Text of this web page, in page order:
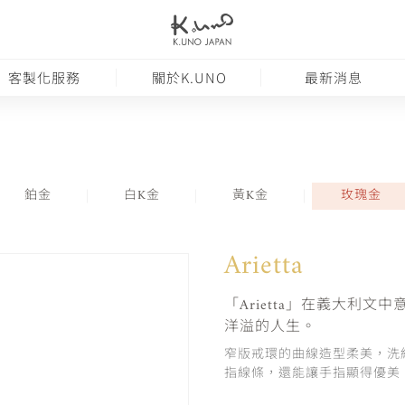
客製化服務 關於K.UNO 最新消息
鉑金 白K金 黃K金 玫瑰金
Arietta
「Arietta」在義大利文
洋溢的人生。
窄版戒環的曲線造型柔美，
指線條，還能讓手指顯得優美